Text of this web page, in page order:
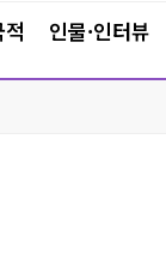
적 인물·인터뷰